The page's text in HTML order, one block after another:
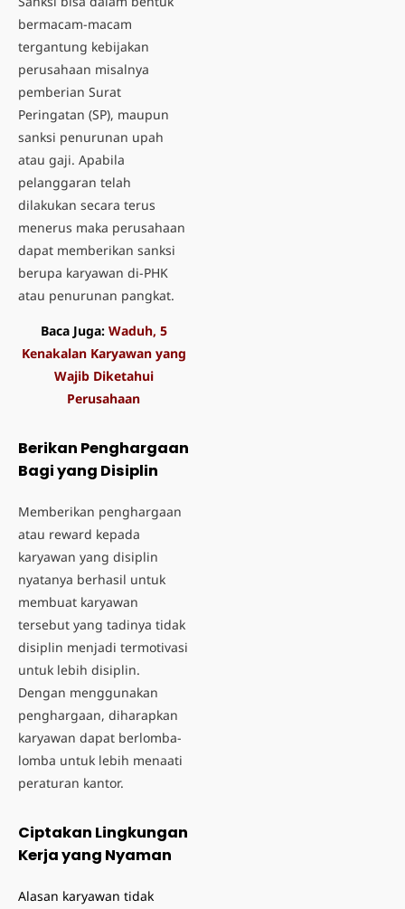
bermacam-macam
tergantung kebijakan
perusahaan misalnya
pemberian Surat
Peringatan (SP), maupun
sanksi penurunan upah
atau gaji. Apabila
pelanggaran telah
dilakukan secara terus
menerus maka perusahaan
dapat memberikan sanksi
berupa karyawan di-PHK
atau penurunan pangkat.
Baca Juga: Waduh, 5
Kenakalan Karyawan yang
Wajib Diketahui
Perusahaan
Berikan Penghargaan
Bagi yang Disiplin
Memberikan penghargaan
atau reward kepada
karyawan yang disiplin
nyatanya berhasil untuk
membuat karyawan
tersebut yang tadinya tidak
disiplin menjadi termotivasi
untuk lebih disiplin.
Dengan menggunakan
penghargaan, diharapkan
karyawan dapat berlomba-
lomba untuk lebih menaati
peraturan kantor.
Ciptakan Lingkungan
Kerja yang Nyaman
Alasan karyawan tidak